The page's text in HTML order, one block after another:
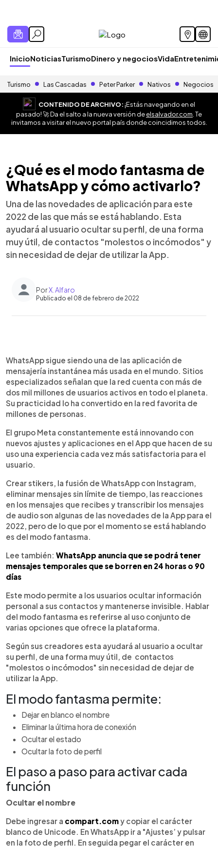
InicioNoticiasTurismoDinero y negociosVida
Turismo Las Cascadas Peter Parker Nativos Negocios
CONTENIDO DE ARCHIVO:¡Estás navegando en el
pasado! 🚀 Da el salto a la nueva versión deelsalvador.com . Te
invitamos a visitar el nuevo portal país donde coincidimos todos.
¿Qué es el modo fantasma de
WhatsApp y cómo activarlo?
Una de las novedades de aplicación para este
2022 de las que más se está hablando. Esta
ayudará al usuario ocultar su perfil, de una forma
muy útil, de contactos "molestos o incómodos" y
sin necesidad de dejar de utilizar la App.
PorX. Alfaro
Publicado el 08 de febrero de 2022
► Escuchar artículo
WhatsApp sigue siendo una de las aplicación de
mensajería instantánea más usada en el mundo. Sitios
especializados señalan que la red cuenta con más de
dos mil millones de usuarios activos en todo el planeta.
Su practicidad lo ha convertido en la red favorita de
millones de personas.
El grupo Meta constantemente está innovando con
nuevos ajustes y aplicaciones en el App que hacen de su
uso una experiencia cada vez más satisfactoria para el
usuario.
Crear stikers, la fusión de WhatsApp con Instagram,
eliminar mensajes sin límite de tiempo, las reacciones
en los mensajes que recibes y transcribir los mensajes
de audio son algunas de las novedades de la App para el
2022, pero de lo que por el momento se está hablando
es del modo fantasma.
Lee también: WhatsApp anuncia que se podrá tener
mensajes temporales que se borren en 24 horas o 90
días
Este modo permite a los usuarios ocultar información
personal a sus contactos y mantenerse invisible. Hablar
del modo fantasma es referirse al uso conjunto de
varias opciones que ofrece la plataforma.
Según sus creadores esta ayudará al usuario a ocultar
su perfil, de una forma muy útil, de contactos
"molestos o incómodos" sin necesidad de dejar de
utilizar la App.
El modo fantasma permite:
Dejar en blanco el nombre
Eliminar la última hora de conexión
Ocultar el estado
Ocultar la foto de perfil
El paso a paso para activar cada
función
Ocultar el nombre
Debe ingresar a compart.comy copiar el carácter
blanco de Unicode. En WhatsApp ir a "Ajustes’ y pulsar
en la foto de perfil. En seguida pegar el carácter en